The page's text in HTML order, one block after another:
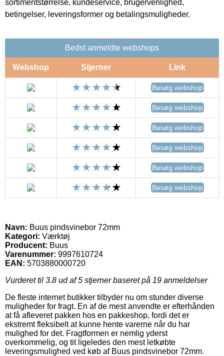
sortimentstørrelse, kundeservice, brugervenlighed,
betingelser, leveringsformer og betalingsmuligheder.
Bedst anmeldte webshops
Webshop Stjerner Link
Besøg webshop
Besøg webshop
Besøg webshop
Besøg webshop
Besøg webshop
Besøg webshop
Navn: Buus pindsvinebor 72mm
Kategori: Værktøj
Producent: Buus
Varenummer: 9997610724
EAN: 5703880000720
Vurderet til 3.8 ud af 5 stjerner baseret på 19 anmeldelser
De fleste internet butikker tilbyder nu om stunder diverse
muligheder for fragt. En af de mest anvendte er efterhånden
at få afleveret pakken hos en pakkeshop, fordi det er
ekstremt fleksibelt at kunne hente varerne når du har
mulighed for det. Fragtformen er nemlig yderst
overkommelig, og tit ligeledes den mest letkøbte
leveringsmulighed ved køb af Buus pindsvinebor 72mm.